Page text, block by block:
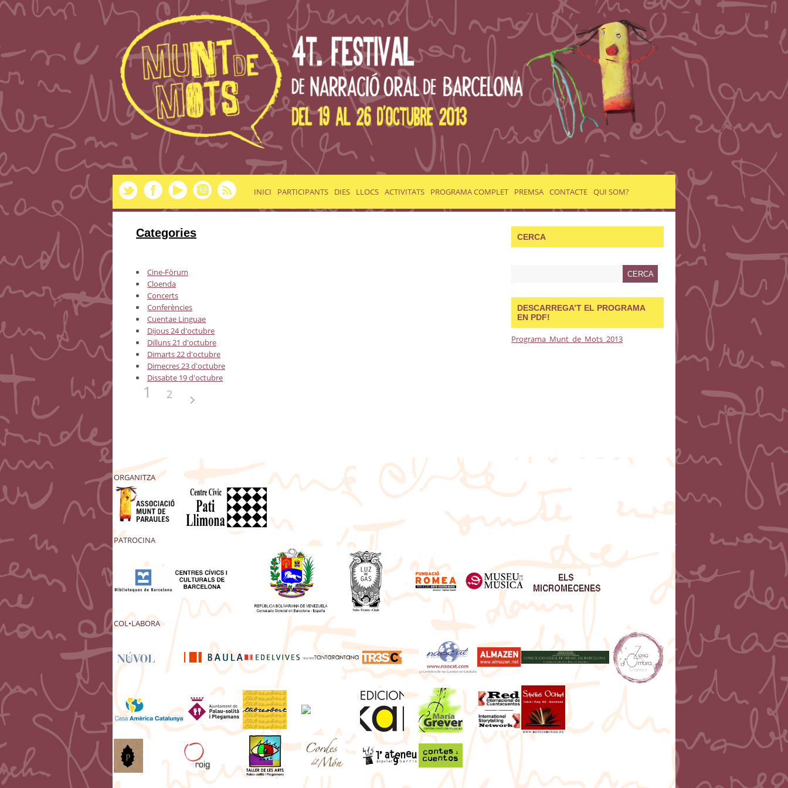
INICI PARTICIPANTS DIES LLOCS ACTIVITATS PROGRAMA COMPLET PREMSA CONTACTE QUI SOM?
Categories
Cine-Fòrum
Cloenda
Concerts
Conferències
Cuentae Linguae
Dijous 24 d'octubre
Dilluns 21 d'octubre
Dimarts 22 d'octubre
Dimecres 23 d'octubre
Dissabte 19 d'octubre
1 2
CERCA
DESCARREGA’T EL PROGRAMA
EN PDF!
Programa_Munt_de_Mots_2013
ORGANITZA
PATROCINA
COL•LABORA